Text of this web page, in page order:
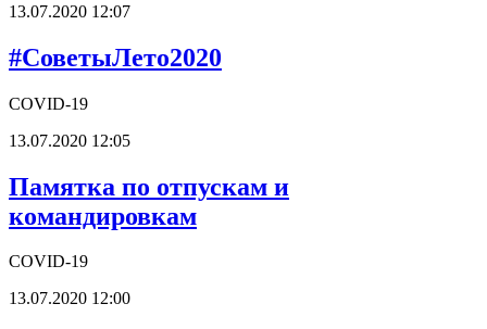
13.07.2020 12:07
#CоветыЛето2020
СOVID-19
13.07.2020 12:05
Памятка по отпускам и
командировкам
COVID-19
13.07.2020 12:00